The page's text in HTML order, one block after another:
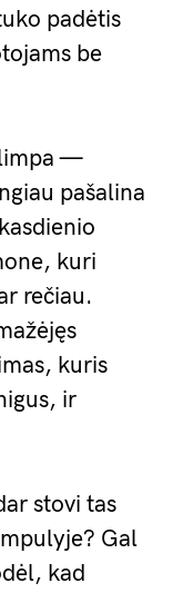
padėtis
be
—
pašalina
kuri
rečiau.
kuris
ir
stovi tas
Gal
kad